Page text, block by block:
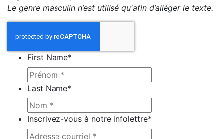
Le genre masculin n’est utilisé qu'afin d’alléger le texte.
First Name*
Last Name*
Inscrivez-vous à notre infolettre*